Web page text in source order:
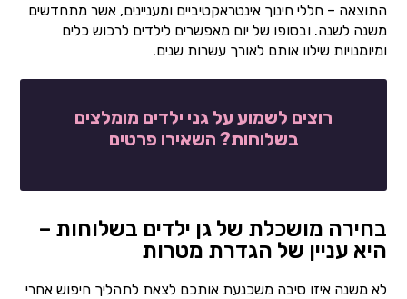
התוצאה – חללי חינוך אינטראקטיביים ומעניינים, אשר מתחדשים
משנה לשנה. ובסופו של יום מאפשרים לילדים לרכוש כלים
ומיומנויות שילוו אותם לאורך עשרות שנים.
רוצים לשמוע על גני ילדים מומלצים
בשלוחות? השאירו פרטים
בחירה מושכלת של גן ילדים בשלוחות –
היא עניין של הגדרת מטרות
לא משנה איזו סיבה משכנעת אותכם לצאת לתהליך חיפוש אחרי